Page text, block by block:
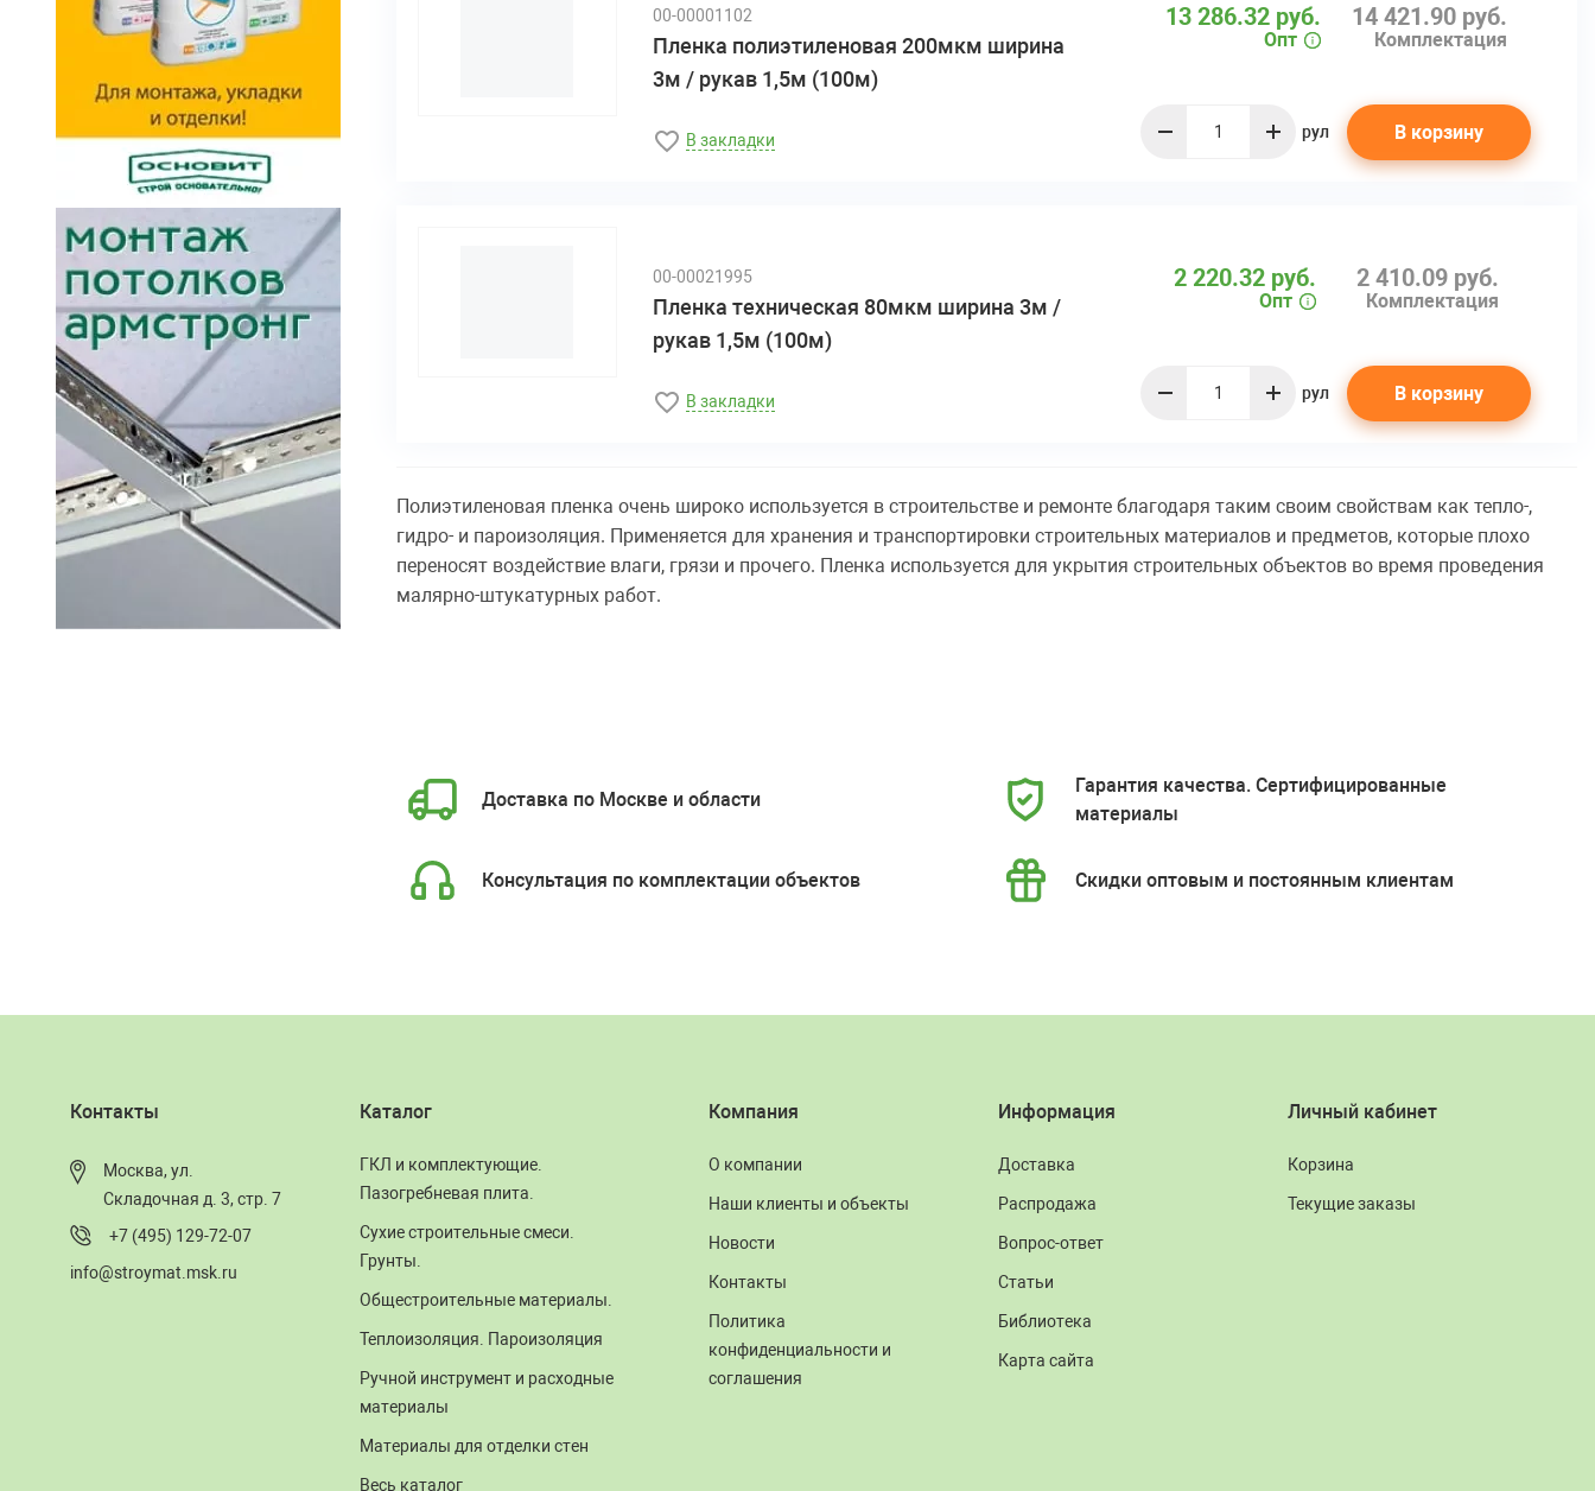
00-00001102
Пленка полиэтиленовая 200мкм ширина
3м / рукав 1,5м (100м)
В закладки
14 421.90 руб.
Комплектация
13 286.32 руб.
Опт
рул В корзину
00-00021995
Пленка техническая 80мкм ширина 3м /
рукав 1,5м (100м)
В закладки
2 410.09 руб.
Комплектация
2 220.32 руб.
Опт
рул В корзину
Полиэтиленовая пленка очень широко используется в строительстве и ремонте благодаря таким своим свойствам как тепло-,
гидро- и пароизоляция. Применяется для хранения и транспортировки строительных материалов и предметов, которые плохо
переносят воздействие влаги, грязи и прочего. Пленка используется для укрытия строительных объектов во время проведения
малярно-штукатурных работ.
Доставка по Москве и области
Гарантия качества. Сертифицированные
материалы
Консультация по комплектации объектов Скидки оптовым и постоянным клиентам
Контакты
Москва, ул.
Складочная д. 3, стр. 7
+7 (495) 129-72-07
info@stroymat.msk.ru
Каталог
ГКЛ и комплектующие.
Пазогребневая плита.
Сухие строительные смеси.
Грунты.
Общестроительные материалы.
Теплоизоляция. Пароизоляция
Ручной инструмент и расходные
материалы
Материалы для отделки стен
Весь каталог
Компания
О компании
Наши клиенты и объекты
Новости
Контакты
Политика
конфиденциальности и
соглашения
Информация
Доставка
Распродажа
Вопрос-ответ
Статьи
Библиотека
Карта сайта
Личный кабинет
Корзина
Текущие заказы